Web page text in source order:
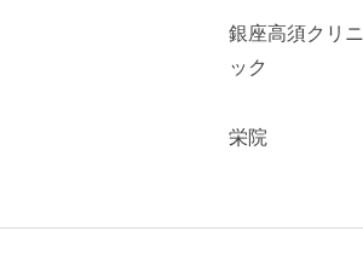
銀座高須クリニ
ック
栄院